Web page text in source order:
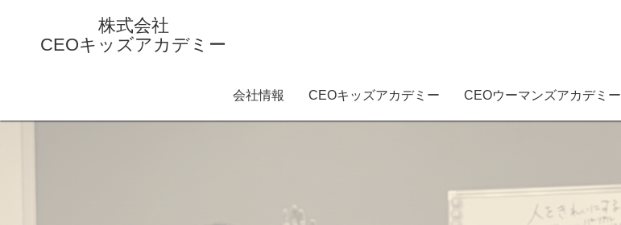
株式会社
CEOキッズアカデミー
会社情報 CEOキッズアカデミー CEOウーマンズアカデミー